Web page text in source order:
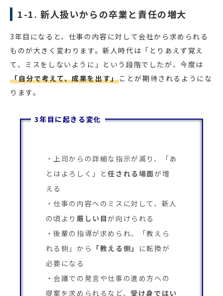
1-1. 新人扱いからの卒業と責任の増大
3年目になると、仕事の内容に対して会社から求められる
ものが大きく変わります。新人時代は「とりあえず覚え
て、ミスをしないように」という段階でしたが、今度は
「自分で考えて、成果を出す」ことが期待されるようにな
ります。
3年目に起きる変化
上司からの詳細な指示が減り、「あ
とはよろしく」と任される場面が増
える
仕事の内容へのミスに対して、新人
の頃より 厳しい目が向けられる
後輩の指導が求められ、「教えら
れる側」から 「教える側」
に転換が
必要になる
会議での発言や仕事の進め方への
提案を求められるなど、 受け身ではい